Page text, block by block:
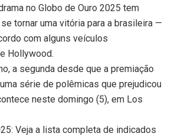
no Globo de Ouro 2025 tem
tornar uma vitória para a brasileira —
com alguns veículos
Hollywood.
a segunda desde que a premiação
série de polêmicas que prejudicou
neste domingo (5), em Los
Veja a lista completa de indicados